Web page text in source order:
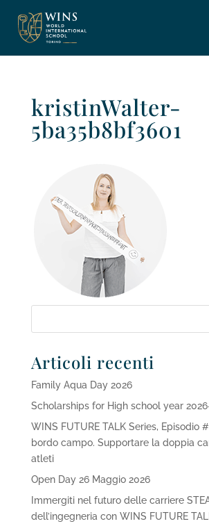
kristinWalter-
5ba35b8bf3601
Articoli recenti
Family Aqua Day 2026
Scholarships for High school year
WINS FUTURE TALK Series, Episodio
bordo campo. Supportare la doppia
atleti
Open Day 26 Maggio 2026
Immergiti nel futuro delle carriere
dell’ingegneria con WINS FUTURE